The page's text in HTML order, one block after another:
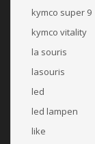
kymco super 9
kymco vitality
la souris
lasouris
led
led lampen
like